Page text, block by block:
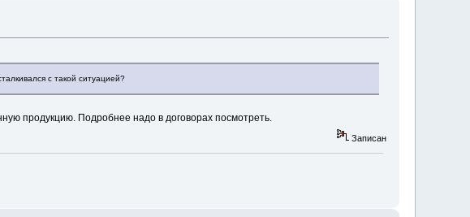
с такой ситуацией?
продукцию. Подробнее надо в договорах посмотреть.
Записан